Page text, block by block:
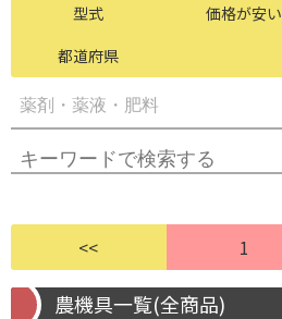
型式 価格が安い
都道府県
<< 1
農機具一覧(全商品)